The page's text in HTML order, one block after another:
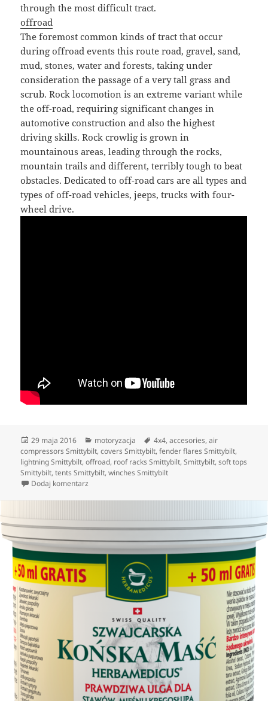
through the most difficult tract.
offroad
The foremost common kinds of tract that occur
during offroad events this route road, gravel, sand,
mud, stones, water and forests, taking under
consideration the passage of a very tall grass and
scrub. Rock locomotion is an extreme variant while
the off-road, requiring significant changes in
automotive construction and also the highest
driving skills. Rock crowlig is grown in
mountainous areas, leading through the rocks,
mountain trails and different, terribly tough to beat
obstacles. Dedicated to off-road cars are all types and
types of off-road vehicles, jeeps, trucks with four-
wheel drive.
Data
publikacji
29 maja 2016 Kategorie
motoryzacja Tagi
4x4,accesories,air
compressors Smittybilt,covers Smittybilt,fender flares Smittybilt,
lightning Smittybilt,offroad, roof racks Smittybilt,Smittybilt,soft tops
Smittybilt,tents Smittybilt,winches Smittybilt
Dodaj komentarz